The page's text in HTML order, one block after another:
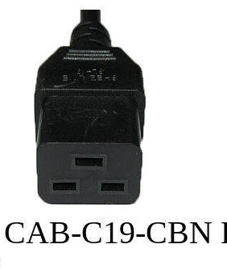
CAB-C19-CBN